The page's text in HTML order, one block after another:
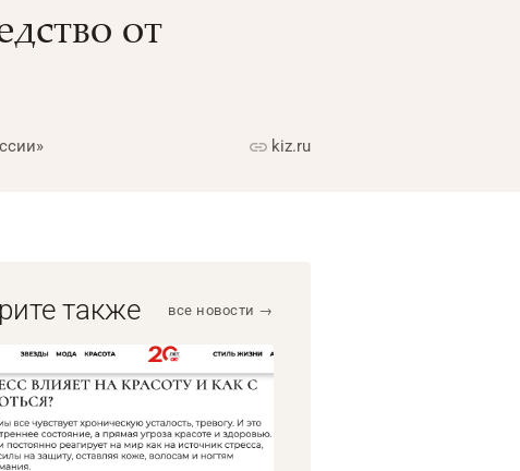
от
kiz.ru
также все новости →